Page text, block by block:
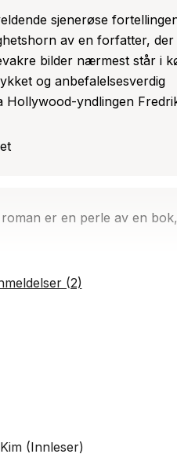
sjenerøse
av en forfatter, der
bilder nærmest står i
og anbefalelsesverdig
Hollywood-yndlingen
er en perle av en bok,
(2)
(Innleser)